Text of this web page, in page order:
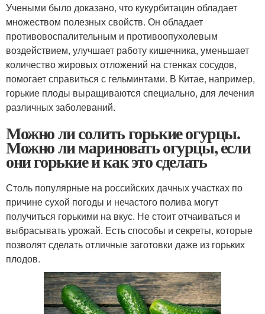
Учеными было доказано, что кукурбитацин обладает
множеством полезных свойств. Он обладает
противовоспалительным и противоопухолевым
воздействием, улучшает работу кишечника, уменьшает
количество жировых отложений на стенках сосудов,
помогает справиться с гельминтами. В Китае, например,
горькие плоды выращиваются специально, для лечения
различных заболеваний.
Можно ли солить горькие огурцы.
Можно ли мариновать огурцы, если
они горькие и как это сделать
Столь популярные на российских дачных участках по
причине сухой погоды и нечастого полива могут
получиться горькими на вкус. Не стоит отчаиваться и
выбрасывать урожай. Есть способы и секреты, которые
позволят сделать отличные заготовки даже из горьких
плодов.